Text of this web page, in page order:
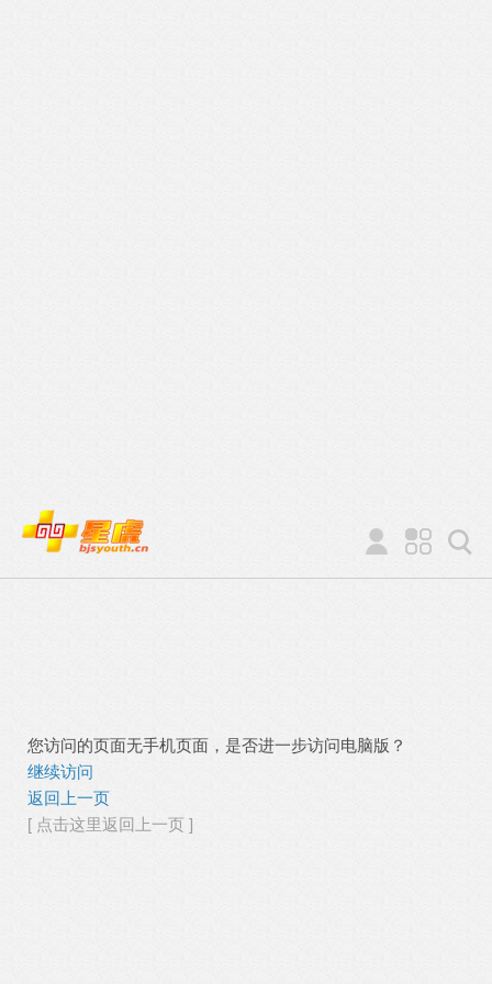
您访问的页面无手机页面，是否进一步访问电脑版？
继续访问
返回上一页
[ 点击这里返回上一页 ]